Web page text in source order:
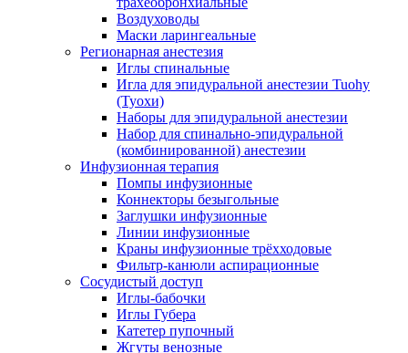
Воздуховоды
Маски ларингеальные
Регионарная анестезия
Иглы спинальные
Игла для эпидуральной анестезии Tuohy
(Туохи)
Наборы для эпидуральной анестезии
Набор для спинально-эпидуральной
(комбинированной) анестезии
Инфузионная терапия
Помпы инфузионные
Коннекторы безыгольные
Заглушки инфузионные
Линии инфузионные
Краны инфузионные трёхходовые
Фильтр-канюли аспирационные
Сосудистый доступ
Иглы-бабочки
Иглы Губера
Катетер пупочный
Жгуты венозные